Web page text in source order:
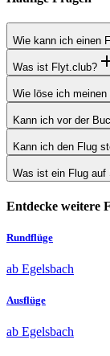
Wie kann ich einen
Was ist Flyt.club?
Wie löse ich
Kann ich vor der
Kann ich den Flug
Was ist ein Flug
Entdecke weitere
Rundflüge
ab Egelsbach
Ausflüge
ab Egelsbach